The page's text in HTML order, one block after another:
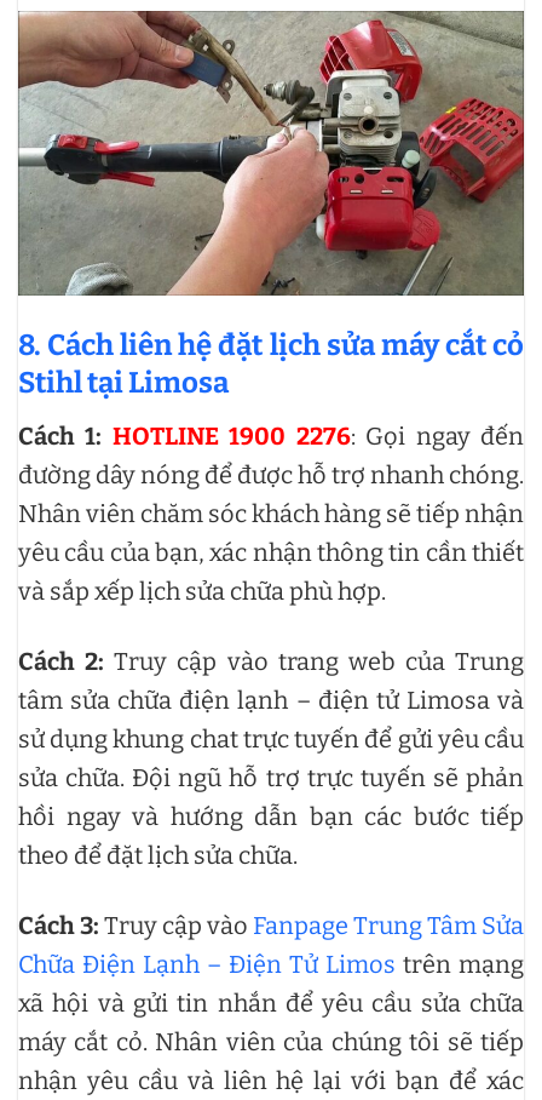
8. Cách liên hệ đặt lịch sửa máy cắt cỏ
Stihl tại Limosa
Cách 1: HOTLINE 1900 2276: Gọi ngay đến
đường dây nóng để được hỗ trợ nhanh chóng.
Nhân viên chăm sóc khách hàng sẽ tiếp nhận
yêu cầu của bạn, xác nhận thông tin cần thiết
và sắp xếp lịch sửa chữa phù hợp.
Cách 2:Truy cập vào trang web của Trung
tâm sửa chữa điện lạnh – điện tử Limosa và
sử dụng khung chat trực tuyến để gửi yêu cầu
sửa chữa. Đội ngũ hỗ trợ trực tuyến sẽ phản
hồi ngay và hướng dẫn bạn các bước tiếp
theo để đặt lịch sửa chữa.
Cách 3: Truy cập vào Fanpage Trung Tâm Sửa
Chữa Điện Lạnh – Điện Tử Limos trên mạng
xã hội và gửi tin nhắn để yêu cầu sửa chữa
máy cắt cỏ. Nhân viên của chúng tôi sẽ tiếp
nhận yêu cầu và liên hệ lại với bạn để xác